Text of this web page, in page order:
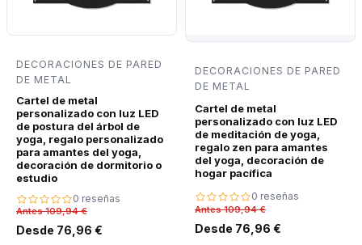
DECORACIONES DE PARED
DE METAL
Cartel de metal
personalizado con luz LED
de postura del árbol de
yoga, regalo personalizado
para amantes del yoga,
decoración de dormitorio o
estudio
0 reseñas
Antes 109,94 €
Desde 76,96 €
DECORACIONES DE PARED
DE METAL
Cartel de metal
personalizado con luz LED
de meditación de yoga,
regalo zen para amantes
del yoga, decoración de
hogar pacífica
0 reseñas
Antes 109,94 €
Desde 76,96 €